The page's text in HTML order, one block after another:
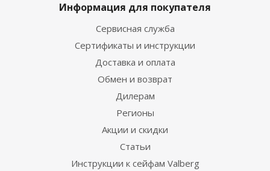
Информация для покупателя
Сервисная служба
Сертификаты и инструкции
Доставка и оплата
Обмен и возврат
Дилерам
Регионы
Акции и скидки
Статьи
Инструкции к сейфам Valberg